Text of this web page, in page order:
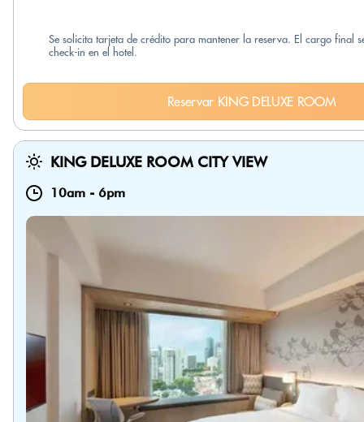
Se solicita tarjeta de crédito para mantener la reserva. El cargo final
check-in en el hotel.
Reservar KING DELUXE ROOM
KING DELUXE ROOM CITY VIEW
10am - 6pm